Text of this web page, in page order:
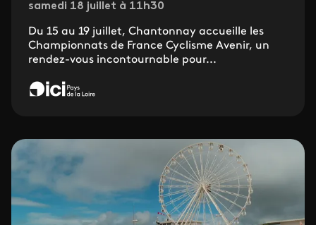
samedi 18 juillet à 11h30
Du 15 au 19 juillet, Chantonnay accueille les
Championnats de France Cyclisme Avenir, un
rendez-vous incontournable pour...